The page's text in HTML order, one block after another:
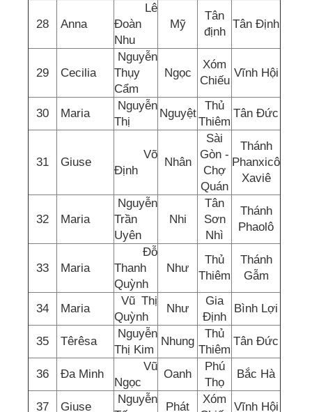
28 Anna
Lê
Đoàn
Nhu
Mỹ
Tân
định
Tân Định
29 Cecilia
Nguyễn
Thụy
Cẩm
Ngọc
Xóm
Chiếu
Vĩnh Hội
30 Maria
Nguyễn
Thị
Nguyệt
Thủ
Thiêm
Tân Đức
31 Giuse
Võ
Định
Nhân
Sài
Gòn -
Chợ
Quán
Thánh
Phanxicô
Xaviê
32 Maria
Nguyễn
Trần
Uyên
Nhi
Tân
Sơn
Nhì
Thánh
Phaolô
33 Maria
Đỗ
Thanh
Quỳnh
Như
Thủ
Thiêm
Thánh
Gẫm
34 Maria
Vũ Thị
Quỳnh
Như
Gia
Định
Bình Lợi
35 Têrêsa
Nguyễn
Thị Kim
Nhung
Thủ
Thiêm
Tân Đức
36 Đa Minh
Vũ
Ngọc
Oanh
Phú
Thọ
Bắc Hà
37 Giuse
Nguyễn
Phát
Xóm
Vĩnh Hội